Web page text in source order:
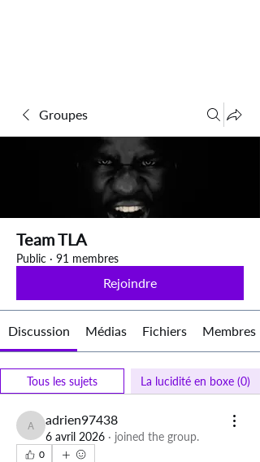
Groupes
Team TLA
Public · 91 membres
Rejoindre
Discussion Médias Fichiers Membres
Tous les sujets La lucidité en boxe (0)
adrien97438
adrien97438
6 avril 2026 · joined the group.
0